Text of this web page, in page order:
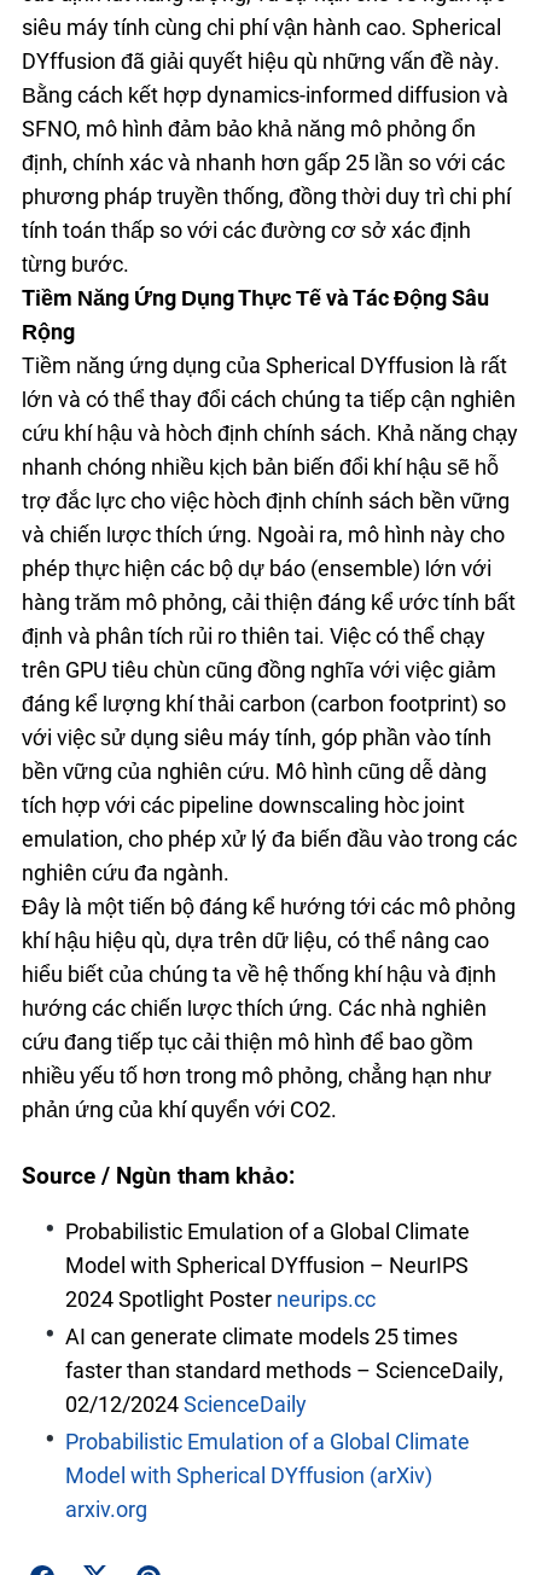
siêu máy tính cùng chi phí vận hành cao. Spherical
DYffusion đã giải quyết hiệu quả những vấn đề này.
Bằng cách kết hợp dynamics-informed diffusion và
SFNO, mô hình đảm bảo khả năng mô phỏng ổn
định, chính xác và nhanh hơn gấp 25 lần so với các
phương pháp truyền thống, đồng thời duy trì chi phí
tính toán thấp so với các đường cơ sở xác định
từng bước.
Tiềm Năng Ứng Dụng Thực Tế và Tác Động Sâu
Rộng
Tiềm năng ứng dụng của Spherical DYffusion là rất
lớn và có thể thay đổi cách chúng ta tiếp cận nghiên
cứu khí hậu và hoạch định chính sách. Khả năng chạy
nhanh chóng nhiều kịch bản biến đổi khí hậu sẽ hỗ
trợ đắc lực cho việc hoạch định chính sách bền vững
và chiến lược thích ứng. Ngoài ra, mô hình này cho
phép thực hiện các bộ dự báo (ensemble) lớn với
hàng trăm mô phỏng, cải thiện đáng kể ước tính bất
định và phân tích rủi ro thiên tai. Việc có thể chạy
trên GPU tiêu chuẩn cũng đồng nghĩa với việc giảm
đáng kể lượng khí thải carbon (carbon footprint) so
với việc sử dụng siêu máy tính, góp phần vào tính
bền vững của nghiên cứu. Mô hình cũng dễ dàng
tích hợp với các pipeline downscaling hoặc joint
emulation, cho phép xử lý đa biến đầu vào trong các
nghiên cứu đa ngành.
Đây là một tiến bộ đáng kể hướng tới các mô phỏng
khí hậu hiệu quả, dựa trên dữ liệu, có thể nâng cao
hiểu biết của chúng ta về hệ thống khí hậu và định
hướng các chiến lược thích ứng. Các nhà nghiên
cứu đang tiếp tục cải thiện mô hình để bao gồm
nhiều yếu tố hơn trong mô phỏng, chẳng hạn như
phản ứng của khí quyển với CO2.
Source / Nguồn tham khảo:
Probabilistic Emulation of a Global Climate
Model with Spherical DYffusion – NeurIPS
2024 Spotlight Poster neurips.cc
AI can generate climate models 25 times
faster than standard methods – ScienceDaily,
02/12/2024ScienceDaily
Probabilistic Emulation of a Global Climate
Model with Spherical DYffusion (arXiv)
arxiv.org